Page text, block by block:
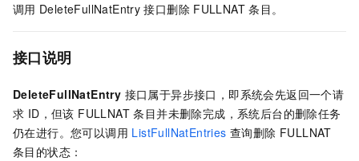
调用 DeleteFullNatEntry 接口删除 FULLNAT 条目。
接口说明
DeleteFullNatEntry 接口属于异步接口，即系统会先返回一个请
求 ID，但该 FULLNAT 条目并未删除完成，系统后台的删除任务
仍在进行。您可以调用 ListFullNatEntries 查询删除 FULLNAT
条目的状态：